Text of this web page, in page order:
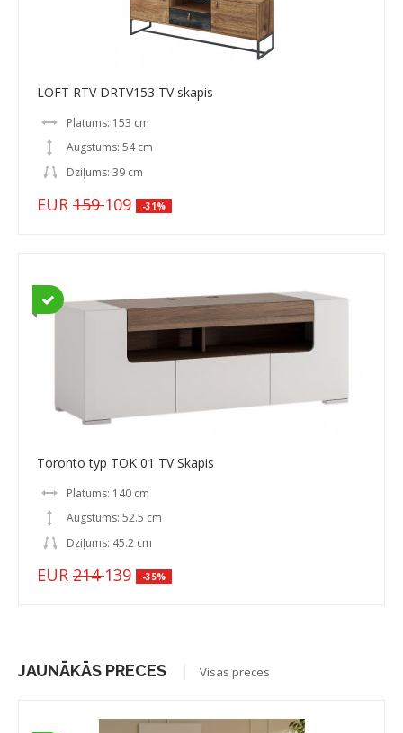
LOFT RTV DRTV153 TV skapis
Platums: 153 cm
Augstums: 54 cm
Dziļums: 39 cm
EUR 159109 -31%
Toronto typ TOK 01 TV Skapis
Platums: 140 cm
Augstums: 52.5 cm
Dziļums: 45.2 cm
EUR 214139 -35%
JAUNĀKĀS PRECES Visas preces